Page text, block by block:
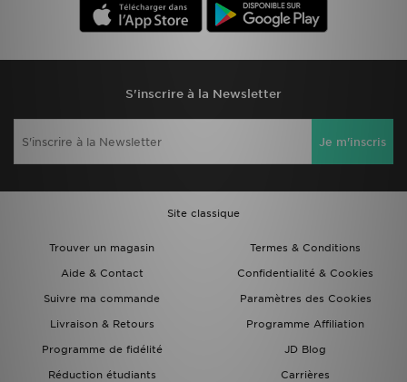
S'inscrire à la Newsletter
Je m'inscris
Site classique
Trouver un magasin
Termes & Conditions
Aide & Contact
Confidentialité & Cookies
Suivre ma commande
Paramètres des Cookies
Livraison & Retours
Programme Affiliation
Programme de fidélité
JD Blog
Réduction étudiants
Carrières